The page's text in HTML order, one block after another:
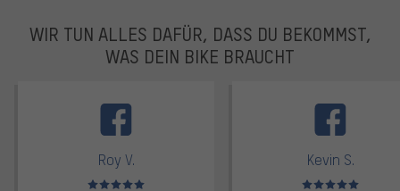
WIR TUN ALLES DAFÜR, DASS DU BEKOMMST,
WAS DEIN BIKE BRAUCHT
Roy V.
Bewertungen: 5 von 5
Kevin S.
Bewertungen: 5 von 5